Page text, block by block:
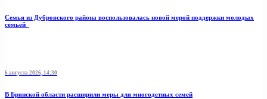
Семья из Дубровского района воспользовалась новой мерой поддержки молодых
семьей
6 августа 2026, 14:30
В Брянской области расширили меры для многодетных семей